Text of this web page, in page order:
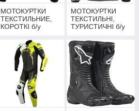
МОТОКУРТКИ
ТЕКСТИЛЬНИЕ,
КОРОТКІ б/у
МОТОКУРТКИ
ТЕКСТИЛЬНІ,
ТУРИСТИЧНІ б/у